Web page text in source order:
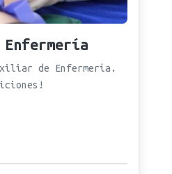
de Enfermería.